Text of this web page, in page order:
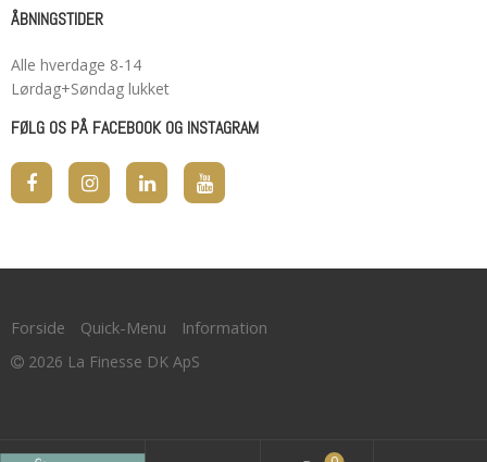
ÅBNINGSTIDER
Alle hverdage 8-14
Lørdag+Søndag lukket
FØLG OS PÅ FACEBOOK OG INSTAGRAM
Forside Quick-Menu Information
2026 La Finesse DK ApS